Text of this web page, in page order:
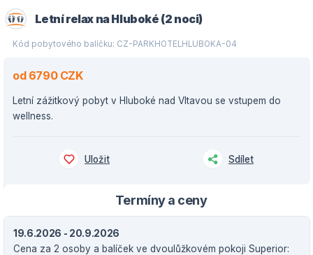
Letní relax na Hluboké (2 noci)
Kód pobytového balíčku: CZ-PARKHOTELHLUBOKA-04
od 6790 CZK
Letní zážitkový pobyt v Hluboké nad Vltavou se vstupem do
wellness.
Uložit Sdílet
Termíny a ceny
19.6.2026 - 20.9.2026
Cena za 2 osoby a balíček ve dvoulůžkovém pokoji Superior: